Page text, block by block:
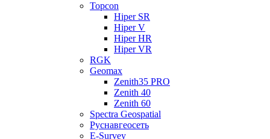
Topcon
Hiper SR
Hiper V
Hiper HR
Hiper VR
RGK
Geomax
Zenith35 PRO
Zenith 40
Zenith 60
Spectra Geospatial
Руснавгеосеть
E-Survey